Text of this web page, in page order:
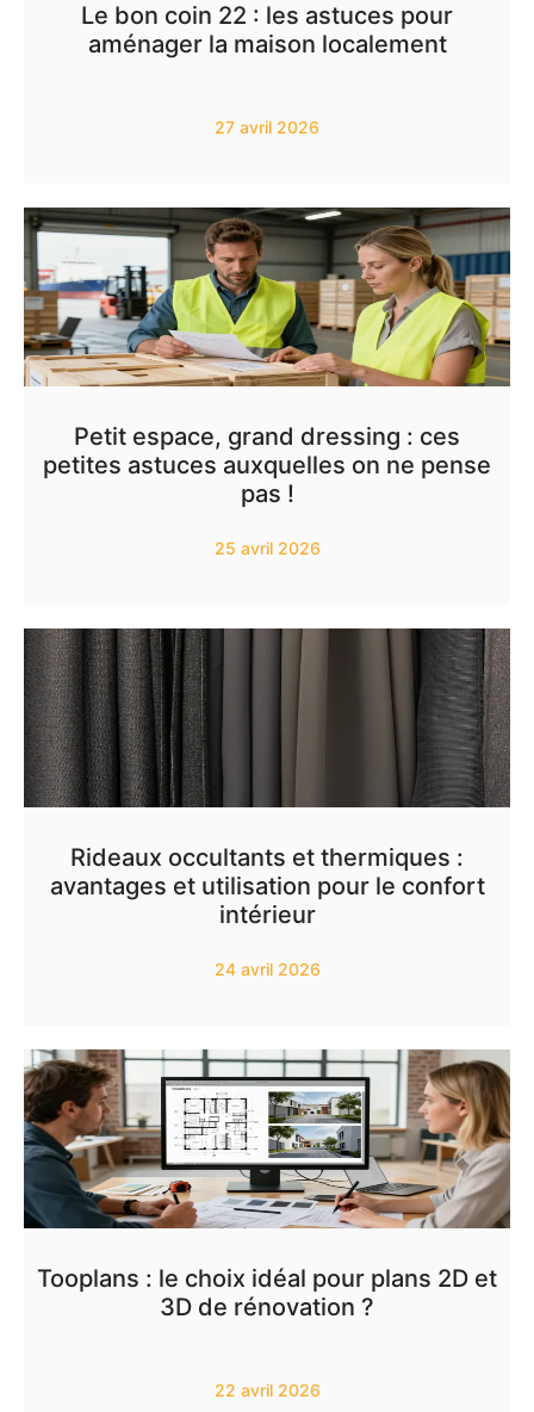
Le bon coin 22 : les astuces pour
aménager la maison localement
27 avril 2026
Petit espace, grand dressing : ces
petites astuces auxquelles on ne pense
pas !
25 avril 2026
Rideaux occultants et thermiques :
avantages et utilisation pour le confort
intérieur
24 avril 2026
Tooplans : le choix idéal pour plans 2D et
3D de rénovation ?
22 avril 2026